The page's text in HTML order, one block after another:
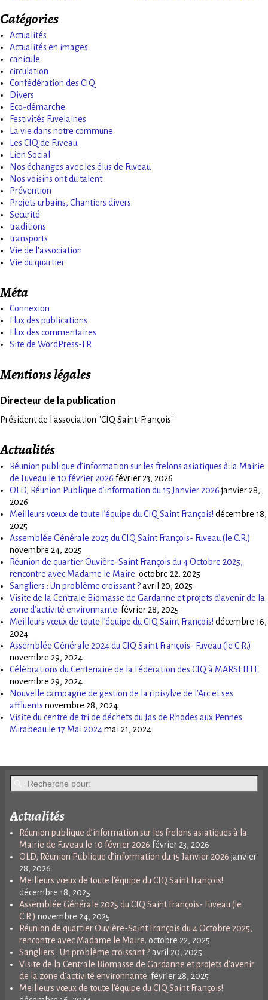
Catégories
Actualités
Actualités en images
canicule
circulation
Confédération des CIQ
Divers
Eco-démarche
Festivités Fuvelaines
La vie dans notre commune
Les CIQ de Fuveau
Lien Social
Nos échanges avec les élus de Fuveau
Nos voisins ont du talent
Prévention
Projets urbains, Chantiers divers
Securité
traditions
transports
Vie de l'association
Vie du quartier
Méta
Connexion
Flux des publications
Flux des commentaires
Site de WordPress-FR
Mentions légales
Directeur de la publication
Président de l'association "CIQ Saint-François"
Actualités
Réunion publique d’information sur les frelons asiatiques à la Mairie
de Fuveau le 10 février 2026 février 23, 2026
OLD, Réunion Publique d’information du 15 Janvier 2026 janvier 28,
2026
Meilleurs vœux de toute l’équipe du CIQ Saint François! décembre 18,
2025
Assemblée Générale 2025 du CIQ Saint François- Fuveau (le C.R.)
novembre 24, 2025
Réunion de quartier Ouvière-Saint François du 4 Octobre 2025,
rencontre avec Madame le Maire. octobre 22, 2025
Sangliers : Un problème croissant ?avril 20, 2025
Visite de la Centrale Biomasse de Gardanne et projets d’avenir de la
zone d’activité environnante. février 28, 2025
Meilleurs vœux de toute l’équipe du CIQ Saint François! décembre 16,
2024
Assemblée Générale 2024 du CIQ Saint François- Fuveau (le C.R.)
novembre 29, 2024
Célébrations du Centenaire de la Fédération des CIQ à MARSEILLE
novembre 29, 2024
Nouvelle campagne de gestion de la ripisylve de l’Arc et ses
affluents novembre 28, 2024
Visite du centre de tri de déchets du Jas de Rhodes aux Pennes
Mirabeau le 17 Mai 2024mai 21, 2024
Actualités
Réunion publique d’information sur les frelons asiatiques à la
Mairie de Fuveau le 10 février 2026 février 23, 2026
OLD, Réunion Publique d’information du 15 Janvier 2026 janvier
28, 2026
Meilleurs vœux de toute l’équipe du CIQ Saint François!
décembre 18, 2025
Assemblée Générale 2025 du CIQ Saint François- Fuveau (le
C.R.) novembre 24, 2025
Réunion de quartier Ouvière-Saint François du 4 Octobre 2025,
rencontre avec Madame le Maire. octobre 22, 2025
Sangliers : Un problème croissant ? avril 20, 2025
Visite de la Centrale Biomasse de Gardanne et projets d’avenir
de la zone d’activité environnante. février 28, 2025
Meilleurs vœux de toute l’équipe du CIQ Saint François!